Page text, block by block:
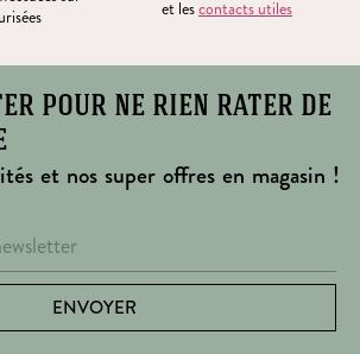
et lescontacts utiles
pour ne rien rater de
et nos super offres en magasin !
ENVOYER